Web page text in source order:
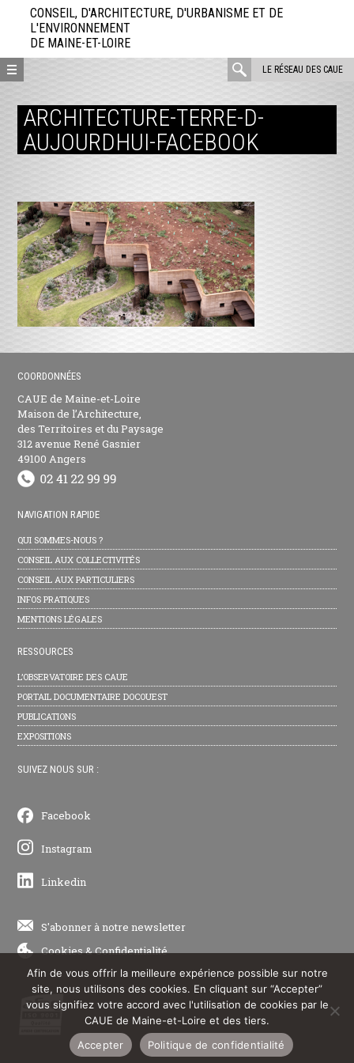
directement
contenu
CONSEIL, D'ARCHITECTURE, D'URBANISME ET DE
L'ENVIRONNEMENT
DE MAINE-ET-LOIRE
LE RÉSEAU DES CAUE
rechercher
ARCHITECTURE-TERRE-D-
AUJOURDHUI-FACEBOOK
COORDONNÉES
CAUE de Maine-et-Loire
Maison de l’Architecture,
des Territoires et du Paysage
312 avenue René Gasnier
49100 Angers
NAVIGATION RAPIDE
QUI SOMMES-NOUS ?
CONSEIL AUX COLLECTIVITÉS
CONSEIL AUX PARTICULIERS
INFOS PRATIQUES
MENTIONS LÉGALES
RESSOURCES
L’OBSERVATOIRE DES CAUE
PORTAIL DOCUMENTAIRE DOCOUEST
PUBLICATIONS
EXPOSITIONS
SUIVEZ NOUS SUR :
Facebook
Instagram
Linkedin
S'abonner à notre newsletter
Cookies&Confidentialité
Afin de vous offrir la meilleure expérience possible sur notre
site, nous utilisons des cookies. En cliquant sur “Accepter”
vous signifiez votre accord avec l'utilisation de cookies par le
CAUE de Maine-et-Loire et des tiers.
Accepter
Politique de confidentialité